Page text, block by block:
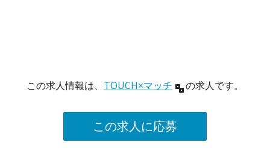
この求人情報は、 TOUCH×マッチ の求人です。
この求人に応募